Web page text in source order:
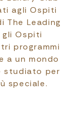
agli Ospiti
The Leading
Ospiti
programmi
a un mondo
studiato per
speciale.